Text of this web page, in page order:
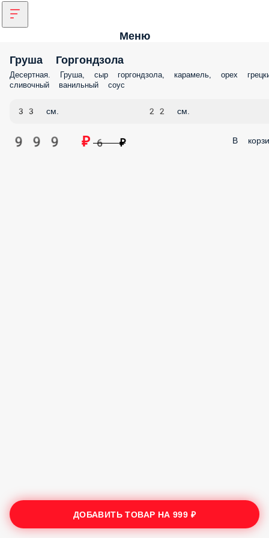
Меню
Груша Горгондзола
Десертная. Груша, сыр горгондзола, карамель, орех грецкий,
сливочный ванильный соус
33 см. 22 см.
999 ₽ 6 ₽ В
ДОБАВИТЬ ТОВАР НА999 ₽